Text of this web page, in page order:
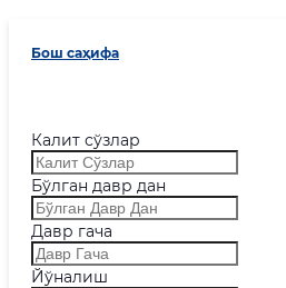
Бош саҳифа
Калит сўзлар
Бўлган давр дан
Давр гача
Йўналиш